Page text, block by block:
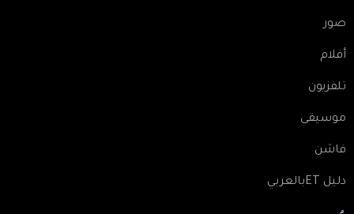
صور
أفلام
تلفزيون
موسيقى
فاشن
دليل ETبالعربي